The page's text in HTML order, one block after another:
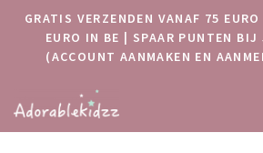
GRATIS VERZENDEN VANAF 75
EURO IN BE | SPAAR PUNTEN BIJ
(ACCOUNT AANMAKEN EN